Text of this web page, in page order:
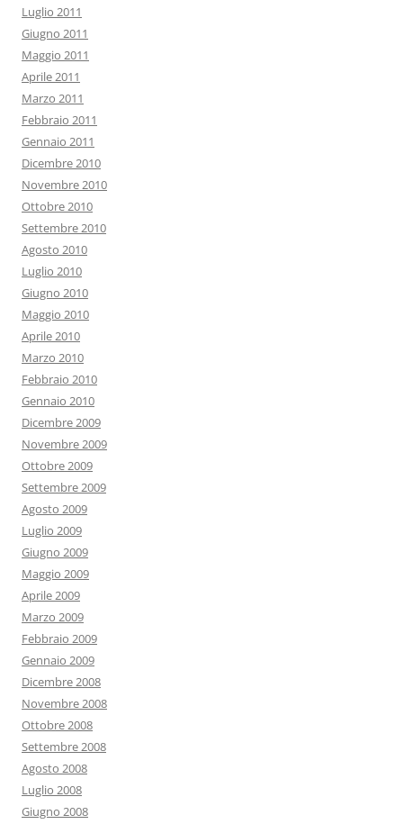
Luglio 2011
Giugno 2011
Maggio 2011
Aprile 2011
Marzo 2011
Febbraio 2011
Gennaio 2011
Dicembre 2010
Novembre 2010
Ottobre 2010
Settembre 2010
Agosto 2010
Luglio 2010
Giugno 2010
Maggio 2010
Aprile 2010
Marzo 2010
Febbraio 2010
Gennaio 2010
Dicembre 2009
Novembre 2009
Ottobre 2009
Settembre 2009
Agosto 2009
Luglio 2009
Giugno 2009
Maggio 2009
Aprile 2009
Marzo 2009
Febbraio 2009
Gennaio 2009
Dicembre 2008
Novembre 2008
Ottobre 2008
Settembre 2008
Agosto 2008
Luglio 2008
Giugno 2008